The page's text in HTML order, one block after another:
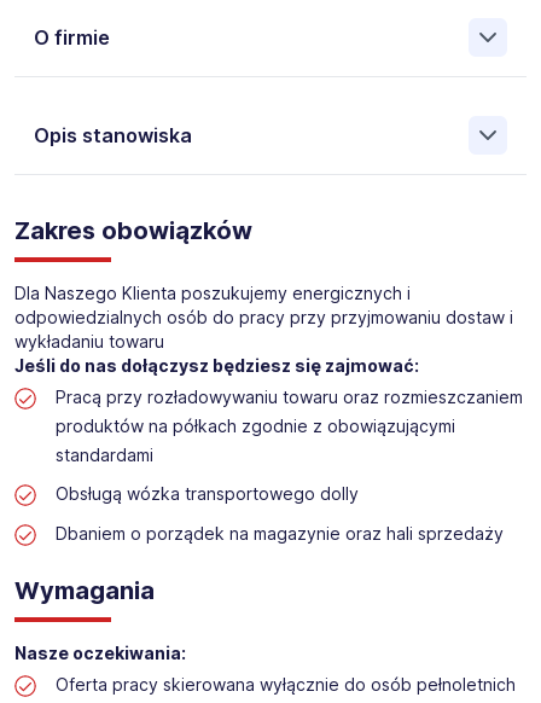
O firmie
Opis stanowiska
Pośrednictwa Pracy i Doradztwa Personalnego Work &
Profit jest obecnie jedną z największych niezależnych
polskich agencji zatrudnienia. W ciągu wielu lat naszej
działalności daliśmy pracę przeszło 50 000 pracowników
w całym kraju. Skutecznie znajdujemy pracowników dla
największych firm, jak również małych rodzinnych
przedsiębiorstw w Polsce. Agencja jest wpisana pod nr
396 w Krajowym Rejestrze Agencji Zatrudnienia.
Obecnie dla naszego Klienta, poszukujemy osób na
Przyjmowanie dostaw i wykładania towaru w drogerii
Lokalizacja: BRZESZCZE ul. Dworcowa
Zakres obowiązków
Dla Naszego Klienta poszukujemy energicznych i
odpowiedzialnych osób do pracy przy przyjmowaniu dostaw i
wykładaniu towaru
Jeśli do nas dołączysz będziesz się zajmować:
Pracą przy rozładowywaniu towaru oraz rozmieszczaniem
produktów na półkach zgodnie z obowiązującymi
standardami
Obsługą wózka transportowego dolly
Dbaniem o porządek na magazynie oraz hali sprzedaży
Wymagania
Nasze oczekiwania:
Oferta pracy skierowana wyłącznie do osób pełnoletnich